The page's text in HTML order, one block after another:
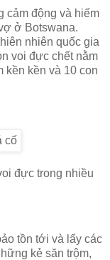
cảm động và hiếm
ở Botswana.
nhiên quốc gia
voi đực chết nằm
kền kền và 10 con
đực trong nhiều
tồn tới và lấy các
kẻ săn trộm,